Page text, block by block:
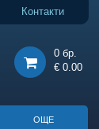
Контакти
0 бр.
€ 0.00
ОЩЕ